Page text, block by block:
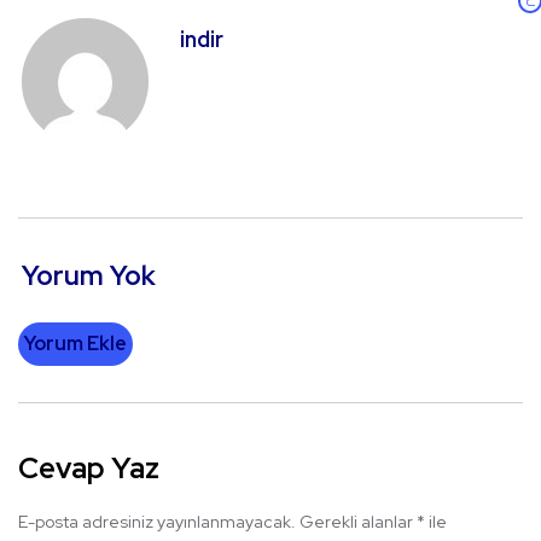
indir
Yorum Yok
Yorum Ekle
Cevap Yaz
E-posta adresiniz yayınlanmayacak. Gerekli alanlar * ile